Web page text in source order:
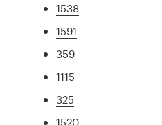
1538
1591
359
1115
325
1520